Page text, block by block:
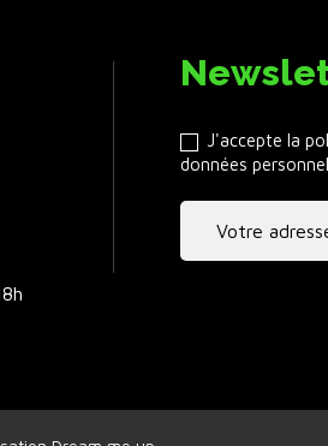
J'accepte la
données